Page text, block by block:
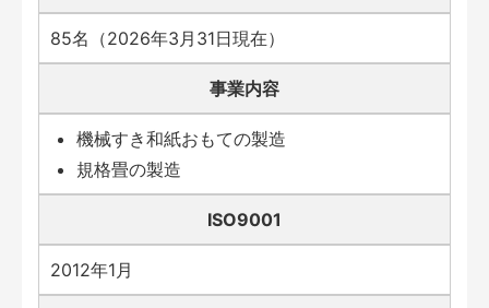
85名（2026年3月31日現在）
事業内容
機械すき和紙おもての製造
規格畳の製造
ISO9001
2012年1月